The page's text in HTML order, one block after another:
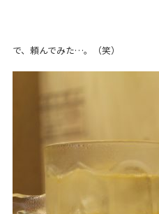
で、頼んでみた…。（笑）